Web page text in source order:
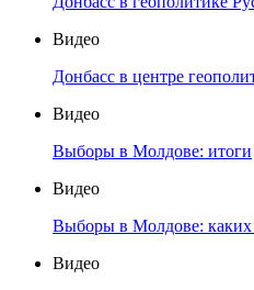
Видео
Донбасс в центре
Видео
Выборы в Молдове: итоги
Видео
Выборы в Молдове: каких
Видео